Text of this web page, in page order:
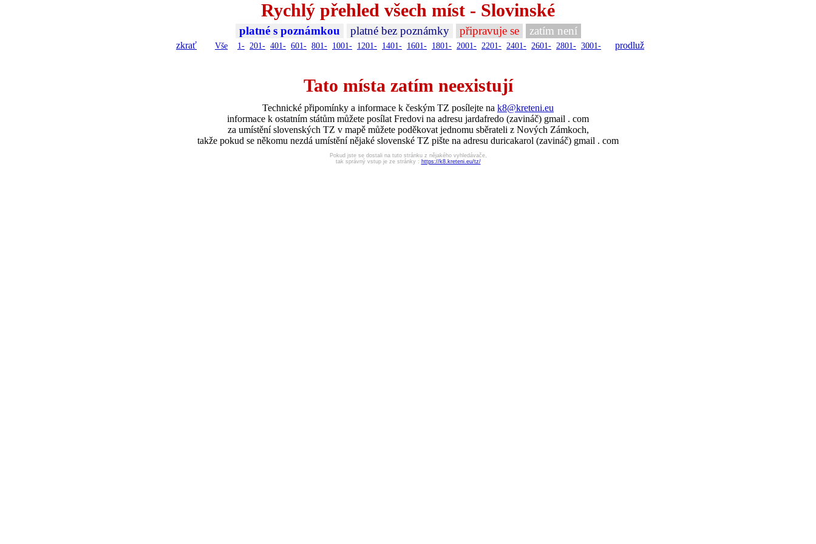
zkrať
Rychlý přehled všech míst - Slovinské
prodluž
platné s poznámkou platné bez poznámky připravuje se zatím není
Vše 1- 201- 401- 601- 801- 1001- 1201- 1401- 1601- 1801- 2001- 2201- 2401- 2601- 2801- 3001-
Tato místa zatím neexistují
Technické připomínky a informace k českým TZ posílejte na k8@kreteni.eu
informace k ostatním státům můžete posílat Fredovi na adresu jardafredo (zavináč) gmail . com
za umístění slovenských TZ v mapě můžete poděkovat jednomu sběrateli z Nových Zámkoch,
takže pokud se někomu nezdá umístění nějaké slovenské TZ pište na adresu duricakarol (zavináč) gmail . com
Pokud jste se dostali na tuto stránku z nějakého vyhledávače,
tak správný vstup je ze stránky : https://k8.kreteni.eu/tz/